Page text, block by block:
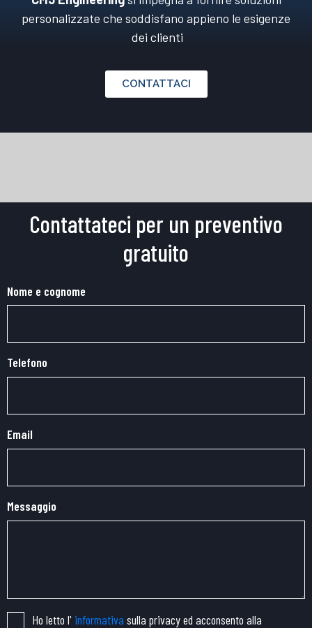
personalizzate che soddisfano appieno le esigenze
dei clienti
CONTATTACI
Contattateci per un preventivo
gratuito
Nome e cognome
Telefono
Email
Messaggio
Ho letto l' informativa sulla privacy ed acconsento alla